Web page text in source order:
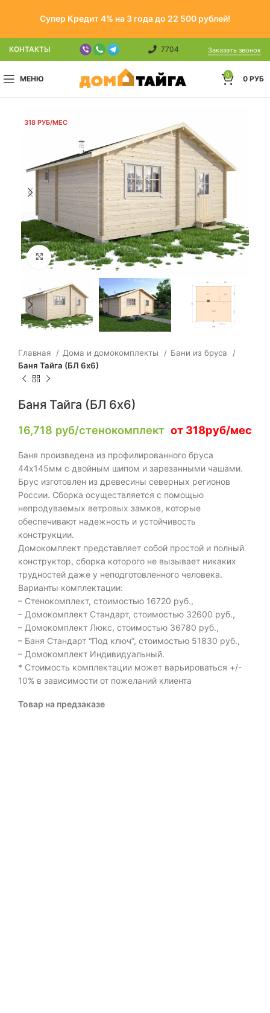
Супер Кредит 4% на 3 года до 22 500 рублей!
КОНТАКТЫ 7704 Заказать звонок
МЕНЮ 0 0 РУБ
318 РУБ/МЕС
Click to enlarge
Главная Дома и домокомплекты
Бани из бруса
Баня Тайга (БЛ 6х6)
Баня Тайга (БЛ 6х6)
16,718 руб/стенокомплект от 318руб/мес
Баня произведена из профилированного бруса
44х145мм с двойным шипом и зарезанными чашами.
Брус изготовлен из древесины северных регионов
России. Сборка осуществляется с помощью
непродуваемых ветровых замков, которые
обеспечивают надежность и устойчивость
конструкции.
Домокомплект представляет собой простой и полный
конструктор, сборка которого не вызывает никаких
трудностей даже у неподготовленного человека.
Варианты комплектации:
– Стенокомплект, стоимостью 16720 руб.,
– Домокомплект Стандарт, стоимостью 32600 руб.,
– Домокомплект Люкс, стоимостью 36780 руб.,
– Баня Стандарт “Под ключ”, стоимостью 51830 руб.,
– Домокомплект Индивидуальный.
* Стоимость комплектации может варьироваться +/-
10% в зависимости от пожеланий клиента
Товар на предзаказе